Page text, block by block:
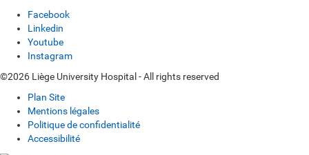
Facebook
Linkedin
Youtube
Instagram
©2026 Liège University Hospital - All rights reserved
Plan Site
Mentions légales
Politique de confidentialité
Accessibilité